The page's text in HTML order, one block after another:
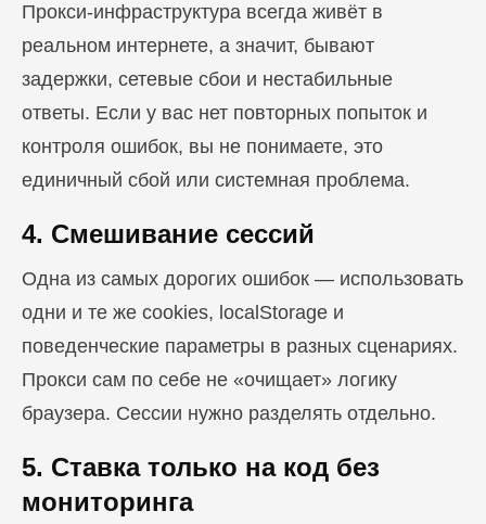
Прокси-инфраструктура всегда живёт в
реальном интернете, а значит, бывают
задержки, сетевые сбои и нестабильные
ответы. Если у вас нет повторных попыток и
контроля ошибок, вы не понимаете, это
единичный сбой или системная проблема.
4. Смешивание сессий
Одна из самых дорогих ошибок — использовать
одни и те же cookies, localStorage и
поведенческие параметры в разных сценариях.
Прокси сам по себе не «очищает» логику
браузера. Сессии нужно разделять отдельно.
5. Ставка только на код без
мониторинга